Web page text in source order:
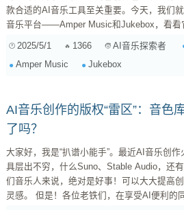
款合适的AI音乐工具至关重要。今天，我们
音乐平台——Amper Music和Jukebox，看看
Shutterstock Music） ...
2025/5/1 1366 AI音乐探索者
Amper Music
Jukebox
AI音乐创作的版权“雷区”：音色
了吗？
大家好，我是“扒谱小能手”。最近AI音乐创
具层出不穷，什么Suno、Stable Audio，还
们音乐人来说，绝对是好事！可以大大提高
灵感。 但是！各位老铁们，在享受AI便利的同时，千万别忽略了版权问